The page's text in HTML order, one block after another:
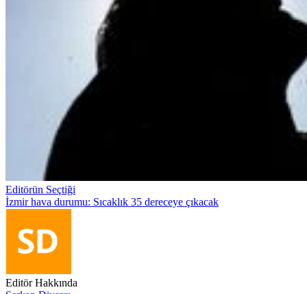
Editörün Seçtiği
İzmir hava durumu: Sıcaklık 35 dereceye çıkacak
Editör Hakkında